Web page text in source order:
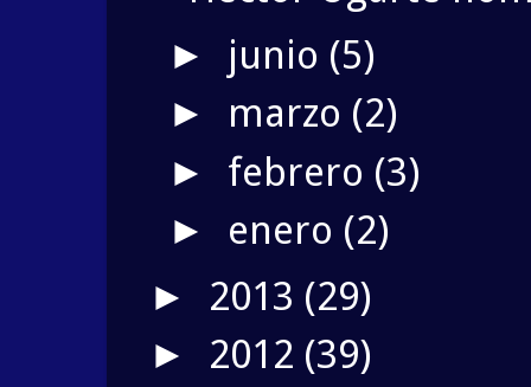
► junio (5)
► marzo (2)
► febrero (3)
► enero (2)
► 2013 (29)
► 2012 (39)